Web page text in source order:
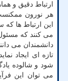
ارتباط دقیق و
هر نورون
این ارتباط ها که
می کنند که
دانشمندان می
تازه ای ایجاد
شود و شالوده
می توان این